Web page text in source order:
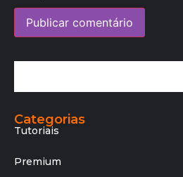
Categorias
Tutoriais
Premium